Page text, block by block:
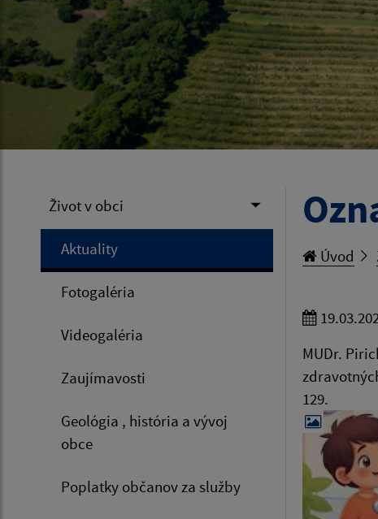
Život v obci
Aktuality
Fotogaléria
Videogaléria
Zaujímavosti
Geológia , história a vývoj
obce
Poplatky občanov za služby
Úvod
MUDr.
129.